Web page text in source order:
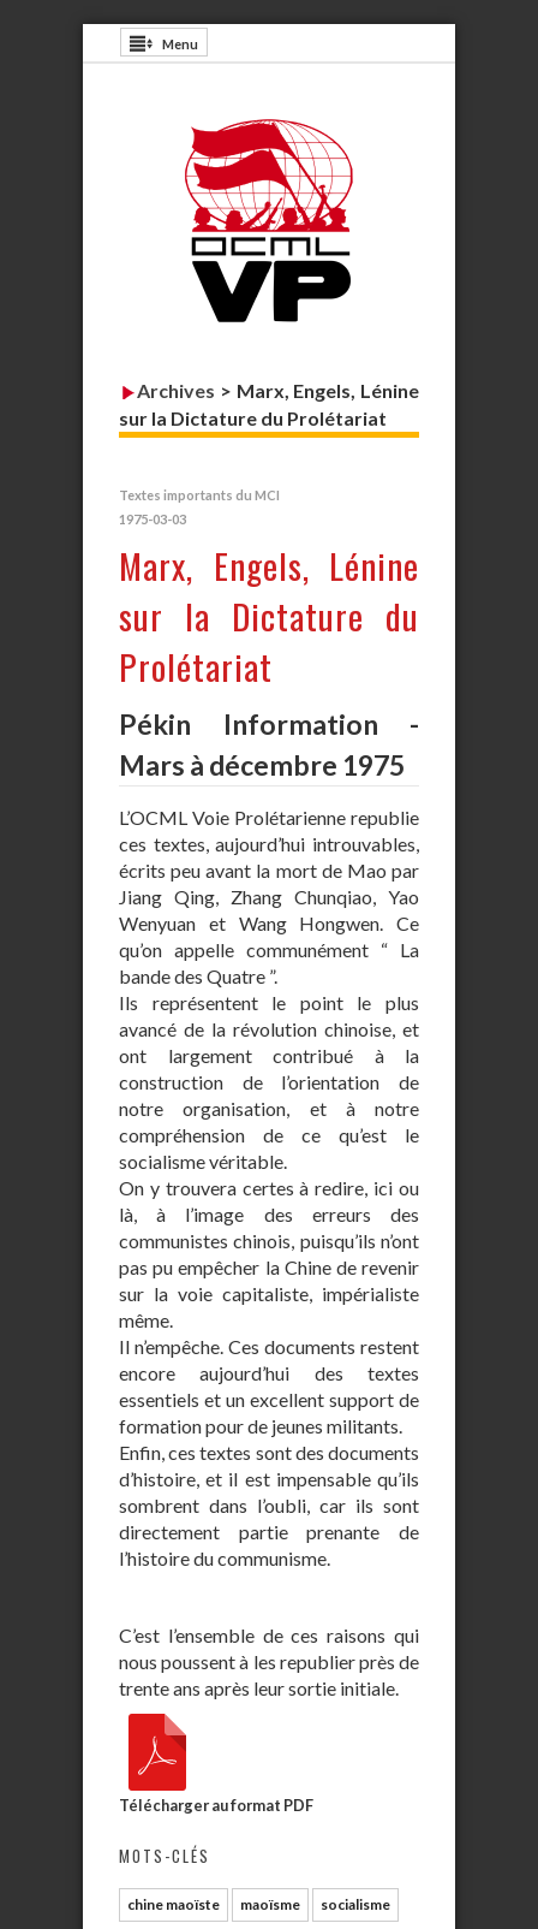
Menu
Archives > Marx, Engels, Lénine
sur la Dictature du Prolétariat
Textes importants du MCI
1975-03-03
Marx, Engels, Lénine
sur la Dictature du
Prolétariat
Pékin Information -
Mars à décembre 1975
L’OCML Voie Prolétarienne republie
ces textes, aujourd’hui introuvables,
écrits peu avant la mort de Mao par
Jiang Qing, Zhang Chunqiao, Yao
Wenyuan et Wang Hongwen. Ce
qu’on appelle communément “ La
bande des Quatre ”.
Ils représentent le point le plus
avancé de la révolution chinoise, et
ont largement contribué à la
construction de l’orientation de
notre organisation, et à notre
compréhension de ce qu’est le
socialisme véritable.
On y trouvera certes à redire, ici ou
là, à l’image des erreurs des
communistes chinois, puisqu’ils n’ont
pas pu empêcher la Chine de revenir
sur la voie capitaliste, impérialiste
même.
Il n’empêche. Ces documents restent
encore aujourd’hui des textes
essentiels et un excellent support de
formation pour de jeunes militants.
Enfin, ces textes sont des documents
d’histoire, et il est impensable qu’ils
sombrent dans l’oubli, car ils sont
directement partie prenante de
l’histoire du communisme.
C’est l’ensemble de ces raisons qui
nous poussent à les republier près de
trente ans après leur sortie initiale.
Télécharger au format PDF
MOTS-CLÉS
chine maoïste maoïsme socialisme